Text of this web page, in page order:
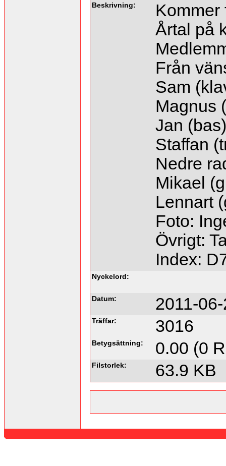
Beskrivning:
Kommer
Årtal på
Från
Sam
Magnus
Jan (bas)
Staffan
Nedre
Mikael
Lennart
Foto:
Övrigt:
Index:
Nyckelord:
Datum: 2011-
Träffar: 3016
Betygsättning: 0.00 (0
Filstorlek: 63.9 KB